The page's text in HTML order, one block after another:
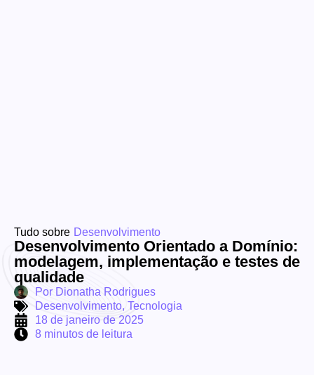
Tudo sobre Desenvolvimento
Desenvolvimento Orientado a Domínio:
modelagem, implementação e testes de
qualidade
Por Dionatha Rodrigues
Desenvolvimento, Tecnologia
18 de janeiro de 2025
8 minutos de leitura